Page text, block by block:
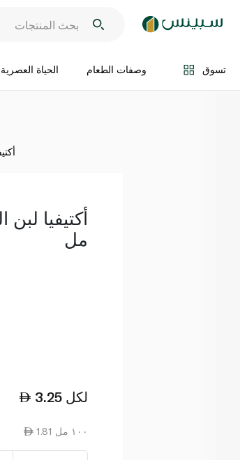
تسوق وصفات الطعام الحياة العصرية
اضف الى السلة
مل
3.25 لكل
1.81 ١٠٠ مل